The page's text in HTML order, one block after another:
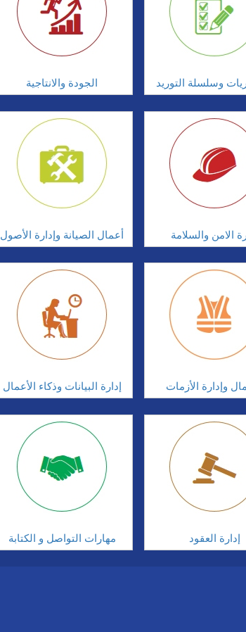
الجودة والانتاجية وسلسلة التوريد
أعمال الصيانة وإدارة الأصول الامن والسلامة
إدارة البيانات وذكاء الأعمال وإدارة الأزمات
مهارات التواصل و الكتابة إدارة العقود